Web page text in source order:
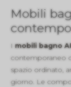
Mobili
Imobili bagno
contemporaneo
spazio ordinato,
giorno. Le